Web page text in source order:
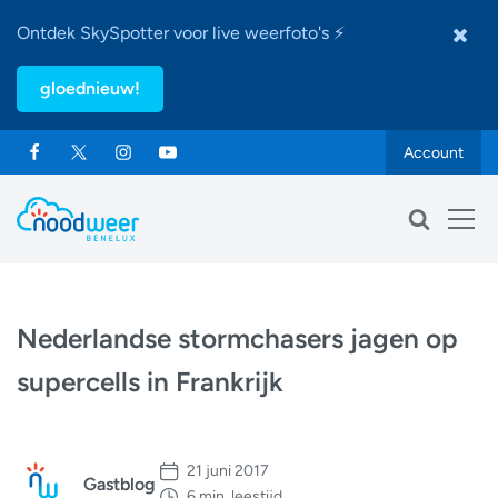
Ontdek SkySpotter voor live weerfoto's ⚡
gloednieuw!
Account
Nederlandse stormchasers jagen op
supercells in Frankrijk
Gastblog
21 juni 2017